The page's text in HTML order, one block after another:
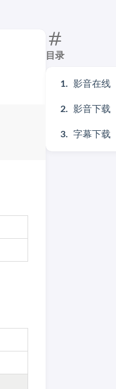
目录
影音在线
影音下载
字幕下载